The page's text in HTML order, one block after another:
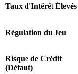
Taux d'Intérêt Élevés
Régulation du Jeu
Risque de Crédit
(Défaut)